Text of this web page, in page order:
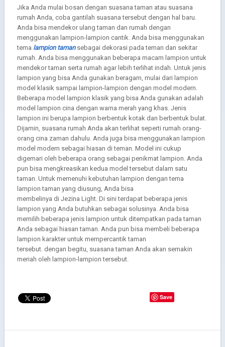
Jika Anda mulai bosan dengan suasana taman atau suasana
rumah Anda, coba gantilah suasana tersebut dengan hal baru.
Anda bisa mendekor ulang taman dan rumah dengan
menggunakan lampion-lampion cantik. Anda bisa menggunakan
tema lampion tamansebagai dekorasi pada teman dan sekitar
rumah. Anda bisa menggunakan beberapa macam lampion untuk
mendekor taman serta rumah agar lebih terlihat indah. Untuk jenis
lampion yang bisa Anda gunakan beragam, mulai dari lampion
model klasik sampai lampion-lampion dengan model modern.
Beberapa model lampion klasik yang bisa Anda gunakan adalah
model lampion cina dengan warna merah yang khas. Jenis
lampion ini berupa lampion berbentuk kotak dan berbentuk bulat.
Dijamin, suasana rumah Anda akan terlihat seperti rumah orang-
orang cina zaman dahulu. Anda juga bisa menggunakan lampion
model modern sebagai hiasan di teman. Model ini cukup
digemari oleh beberapa orang sebagai penikmat lampion. Anda
pun bisa mengkreasikan kedua model tersebut dalam satu
taman. Untuk memenuhi kebutuhan lampion dengan tema
lampion taman yang diusung, Anda bisa
membelinya di Jezina Light. Di sini terdapat beberapa jenis
lampion yang Anda butuhkan sebagai solusinya. Anda bisa
memilih beberapa jenis lampion untuk ditempatkan pada taman
Anda sebagai hiasan taman. Anda pun bisa membeli beberapa
lampion karakter untuk mempercantik taman
tersebut. dengan begitu, suasana taman Anda akan semakin
meriah oleh lampion-lampion tersebut.
Save